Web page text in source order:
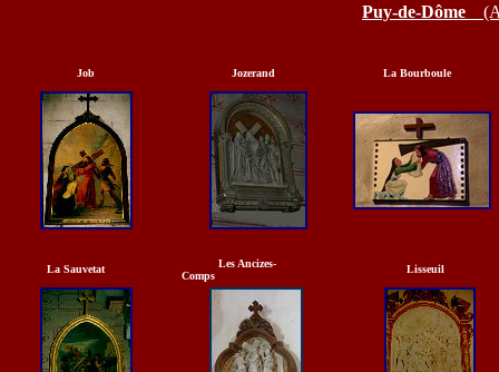
Puy-de-Dôme
Job Jozerand La Bourboule
La Sauvetat
Les Ancizes-
Comps
Lisseuil